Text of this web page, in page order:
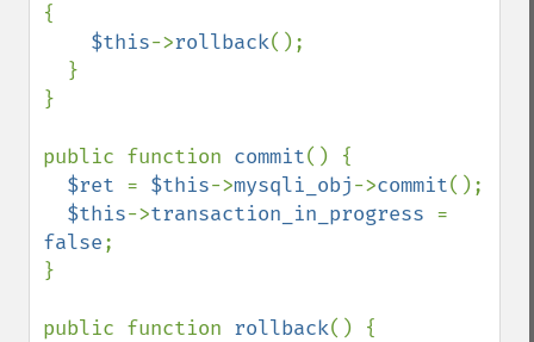
{
$this->rollback();
}
public function commit() {
$ret = $this->mysqli_obj->commit();
$this->transaction_in_progress
false;
}
public function rollback() {